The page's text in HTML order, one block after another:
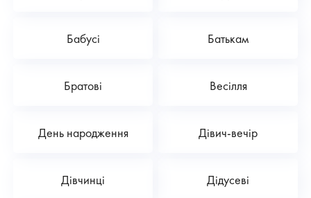
Бабусі Батькам
Братові Весілля
День народження Дівич-вечір
Дівчинці Дідусеві